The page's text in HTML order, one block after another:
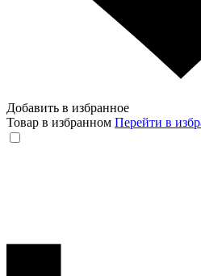
Добавить в избранное
Товар в избранном Перейти в